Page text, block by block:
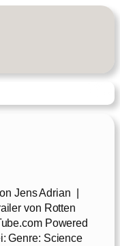
Jens Adrian |
von Rotten
Powered
Genre: Science